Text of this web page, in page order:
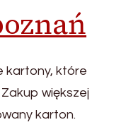
kartony, które
większej
karton.